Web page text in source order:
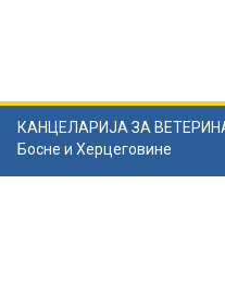
КАНЦЕЛАРИЈА ЗА
Босне и Херцеговине